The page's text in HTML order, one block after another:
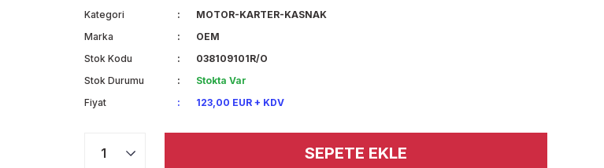
Kategori
MOTOR-KARTER-KASNAK
Marka
OEM
Stok Kodu
038109101R/O
Stok Durumu
Stokta Var
Fiyat
123,00 EUR + KDV
SEPETE EKLE